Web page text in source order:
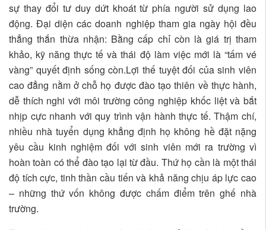
sự thay đổi tư duy dứt khoát từ phía người sử dụng lao
động. Đại diện các doanh nghiệp tham gia ngày hội đều
thẳng thắn thừa nhận: Bằng cấp chỉ còn là giá trị tham
khảo, kỹ năng thực tế và thái độ làm việc mới là “tấm vé
vàng” quyết định sống còn.Lợi thế tuyệt đối của sinh viên
cao đẳng nằm ở chỗ họ được đào tạo thiên về thực hành,
dễ thích nghi với môi trường công nghiệp khốc liệt và bắt
nhịp cực nhanh với quy trình vận hành thực tế. Thậm chí,
nhiều nhà tuyển dụng khẳng định họ không hề đặt nặng
yêu cầu kinh nghiệm đối với sinh viên mới ra trường vì
hoàn toàn có thể đào tạo lại từ đầu. Thứ họ cần là một thái
độ tích cực, tinh thần cầu tiến và khả năng chịu áp lực cao
– những thứ vốn không được chấm điểm trên ghế nhà
trường.